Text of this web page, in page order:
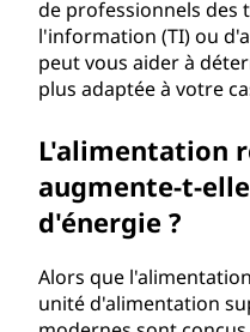
de professionnels des
l'information (TI) ou
peut vous aider à
plus adaptée à votre
L'alimentation
augmente-t-
d'énergie ?
Alors que
unité d'alimentation